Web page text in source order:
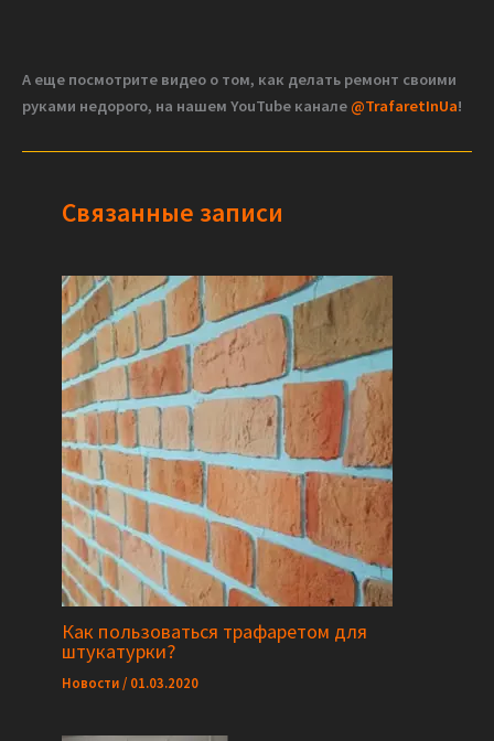
А еще посмотрите видео о том, как делать ремонт своими
руками недорого, на нашем YouTube канале @TrafaretInUa!
Связанные записи
Как пользоваться трафаретом для
штукатурки?
Новости/ 01.03.2020